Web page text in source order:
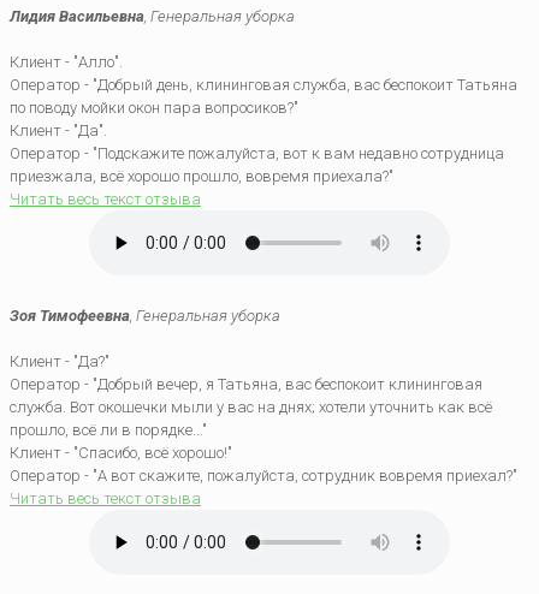
Лидия Васильевна, Генеральная уборка
Клиент - "Алло".
Оператор - "Добрый день, клининговая служба, вас беспокоит Татьяна
по поводу мойки окон пара вопросиков?"
Клиент - "Да".
Оператор - "Подскажите пожалуйста, вот к вам недавно сотрудница
приезжала, всё хорошо прошло, вовремя приехала?"
Читать весь текст отзыва
Зоя Тимофеевна, Генеральная уборка
Клиент - "Да?"
Оператор - "Добрый вечер, я Татьяна, вас беспокоит клининговая
служба. Вот окошечки мыли у вас на днях; хотели уточнить как всё
прошло, всё ли в порядке..."
Клиент - "Спасибо, всё хорошо!"
Оператор - "А вот скажите, пожалуйста, сотрудник вовремя приехал?"
Читать весь текст отзыва